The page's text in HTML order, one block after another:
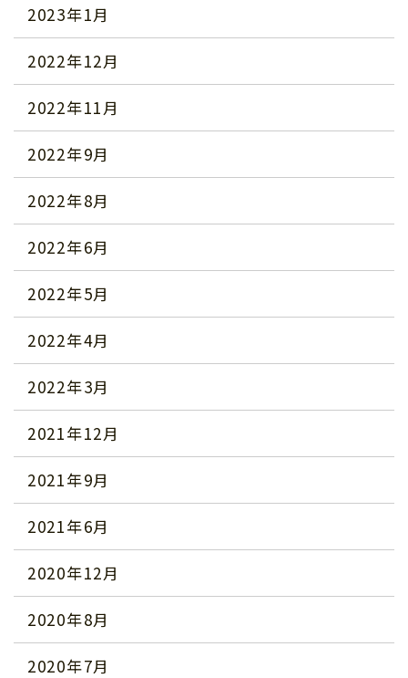
2023年1月
2022年12月
2022年11月
2022年9月
2022年8月
2022年6月
2022年5月
2022年4月
2022年3月
2021年12月
2021年9月
2021年6月
2020年12月
2020年8月
2020年7月